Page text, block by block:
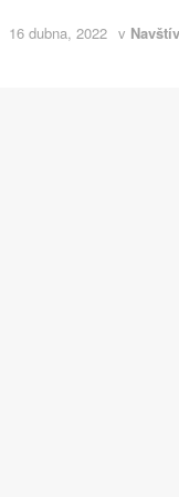
16 dubna, 2022 v